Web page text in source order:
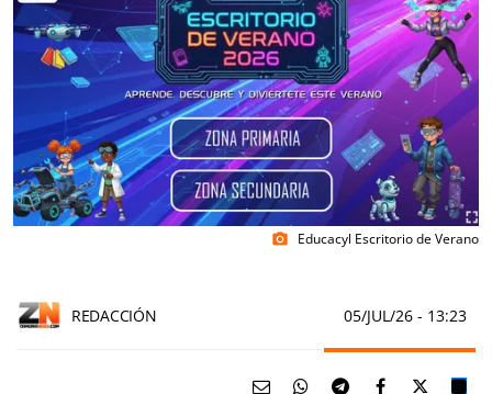
photo_camera Educacyl Escritorio de Verano
REDACCIÓN 05/JUL/26 - 13:23